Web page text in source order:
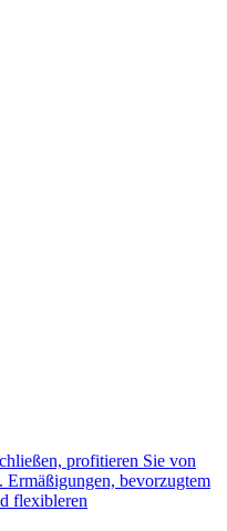
profitieren Sie von
bevorzugtem
flexibleren